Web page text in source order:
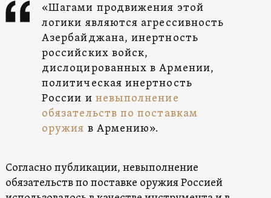
«Шагами продвижения этой
логики являются агрессивность
Азербайджана, инертность
российских войск,
дислоцированных в Армении,
политическая инертность
России и невыполнение
обязательств по поставкам
оружия в Армению».
Согласно публикации, невыполнение
обязательств по поставке оружия Россией